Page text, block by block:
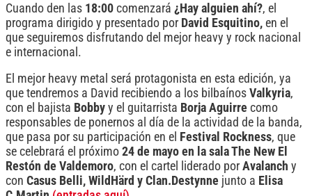
Cuando den las 18:00 comenzará ¿Hay alguien ahí?, el
programa dirigido y presentado por David Esquitino, en el
que seguiremos disfrutando del mejor heavy y rock nacional
e internacional.
El mejor heavy metal será protagonista en esta edición, ya
que tendremos a David recibiendo a los bilbaínos Valkyria,
con el bajista Bobby y el guitarrista Borja Aguirre como
responsables de ponernos al día de la actividad de la banda,
que pasa por su participación en el Festival Rockness, que
se celebrará el próximo 24 de mayo en la sala The New El
Restón de Valdemoro, con el cartel liderado por Avalanch y
con Casus Belli, WildHärd y Clan.Destynne junto a Elisa